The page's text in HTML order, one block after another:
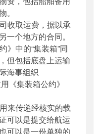
收取运费，据以承
一个地方的合同。
》中的“集装箱”同
但包括底盘上运输
海事组织
《集装箱公约》
来传递经核实的载
可以是提交给航运
可以是一份单独的